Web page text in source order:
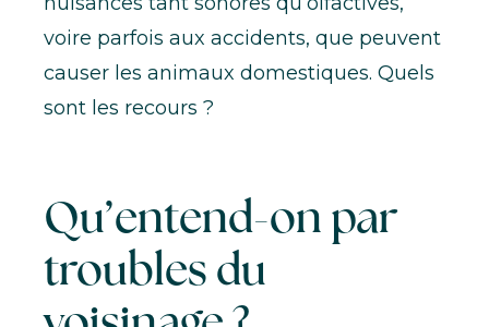
voire parfois aux accidents, que peuvent
causer les animaux domestiques. Quels
sont les recours ?
Qu’entend-on par
troubles du